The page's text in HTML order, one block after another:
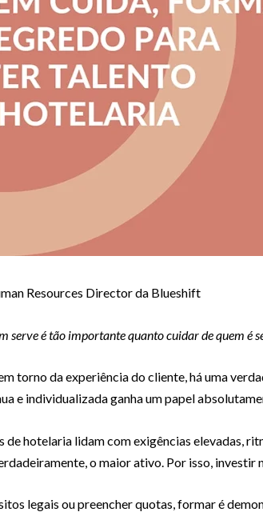
Resources Director da Blueshift
serve é tão importante quanto cuidar de quem é
torno da experiência do cliente, há uma
e individualizada ganha um papel
de hotelaria lidam com exigências elevadas,
o maior ativo. Por isso, investir
legais ou preencher quotas, formar é